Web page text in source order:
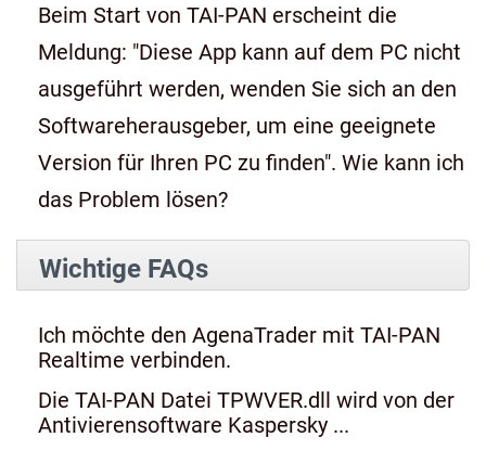
Beim Start von TAI-PAN erscheint die
Meldung: "Diese App kann auf dem PC nicht
ausgeführt werden, wenden Sie sich an den
Softwareherausgeber, um eine geeignete
Version für Ihren PC zu finden". Wie kann ich
das Problem lösen?
Wichtige FAQs
Ich möchte den AgenaTrader mit TAI-PAN
Realtime verbinden.
Die TAI-PAN Datei TPWVER.dll wird von der
Antivierensoftware Kaspersky ...